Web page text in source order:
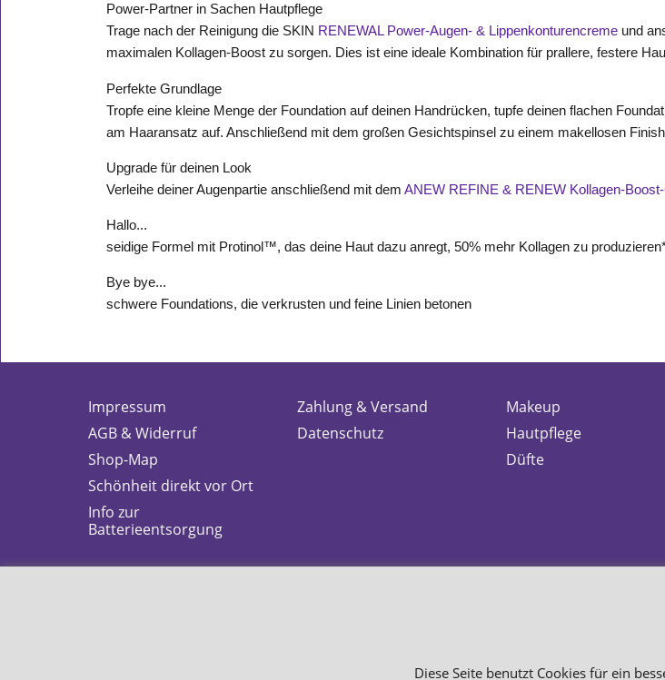
Power-Partner in Sachen Hautpflege
Trage nach der Reinigung die SKIN RENEWAL Power-Augen- & Lippenkonturencreme und
maximalen Kollagen-Boost zu sorgen. Dies ist eine ideale Kombination für prallere, festere
Perfekte Grundlage
Tropfe eine kleine Menge der Foundation auf deinen Handrücken, tupfe deinen flachen
am Haaransatz auf. Anschließend mit dem großen Gesichtspinsel zu einem makellosen
Upgrade für deinen Look
Verleihe deiner Augenpartie anschließend mit dem ANEW REFINE & RENEW Kollagen-
Hallo...
seidige Formel mit Protinol™, das deine Haut dazu anregt, 50% mehr Kollagen zu
Bye bye...
schwere Foundations, die verkrusten und feine Linien betonen
Impressum
AGB & Widerruf
Shop-Map
Schönheit direkt vor Ort
Info zur
Batterieentsorgung
Zahlung & Versand
Datenschutz
Makeup
Hautpflege
Düfte
Diese Seite benutzt Cookies für ein